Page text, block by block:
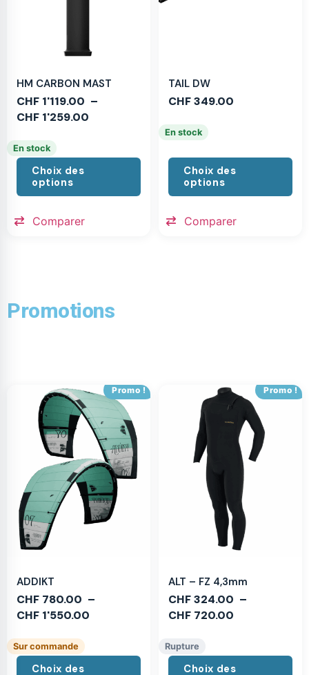
HM CARBON MAST
CHF 1'119.00 –
CHF 1'259.00
En stock
Choix des
options
Comparer
TAIL DW
CHF349.00
En stock
Choix des
options
Comparer
Promotions
Promo !
ADDIKT
CHF 780.00 –
CHF 1'550.00
Sur commande
Choix des
Promo !
ALT – FZ 4,3mm
CHF324.00 –
CHF 720.00
Rupture
Choix des